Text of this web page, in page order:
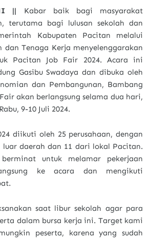
|| Kabar baik bagi masyarakat
terutama bagi lulusan sekolah dan
Kabupaten Pacitan melalui
dan Tenaga Kerja menyelenggarakan
Pacitan Job Fair 2024. Acara ini
Gasibu Swadaya dan dibuka oleh
dan Pembangunan, Bambang
akan berlangsung selama dua hari,
9-10 Juli 2024.
diikuti oleh 25 perusahaan, dengan
luar daerah dan 11 dari lokal Pacitan.
untuk melamar pekerjaan
ke acara dan mengikuti
saat libur sekolah agar para
dalam bursa kerja ini. Target kami
peserta, karena yang sudah